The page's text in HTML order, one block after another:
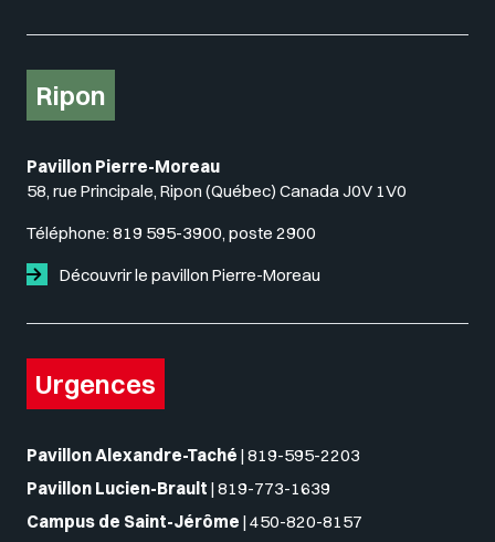
Ripon
Pavillon Pierre-Moreau
58, rue Principale, Ripon (Québec) Canada J0V 1V0
Téléphone: 819 595-3900, poste 2900
Découvrir le pavillon Pierre-Moreau
Urgences
Pavillon Alexandre-Taché | 819-595-2203
Pavillon Lucien-Brault | 819-773-1639
Campus de Saint-Jérôme | 450-820-8157